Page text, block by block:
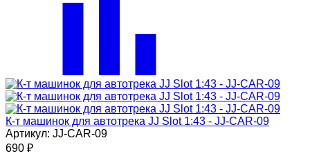
К-т машинок для автотрека JJ Slot 1:43 - JJ-CAR-09
Артикул: JJ-CAR-09
690 ₽